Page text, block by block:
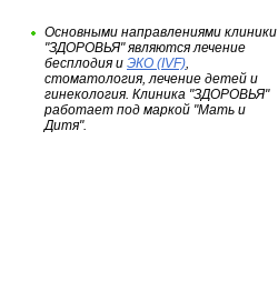
Основными направлениями клиники
"ЗДОРОВЬЯ" являются лечение
бесплодия и ЭКО (IVF),
стоматология, лечение детей и
гинекология. Клиника "ЗДОРОВЬЯ"
работает под маркой "Мать и
Дитя".